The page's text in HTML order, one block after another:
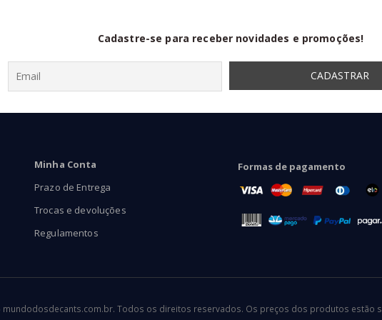
Cadastre-se para receber novidades e promoções!
Minha Conta
Prazo de Entrega
Trocas e devoluções
Regulamentos
Formas de pagamento
mundodosdecants.com.br. Todos os direitos reservados. Os preços dos produtos estão